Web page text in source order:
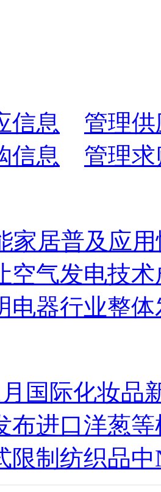
信息
管理
信息
管理
家居普及应
空气发电技术
电器行业整体
国际化妆品
布进口洋葱
限制纺织品中